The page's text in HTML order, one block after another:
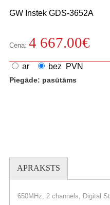
GW Instek GDS-3652A
Cena: 4 667.00€
ar bez PVN
Piegāde: pasūtāms
APRAKSTS
650MHz, 2 channels, Digital